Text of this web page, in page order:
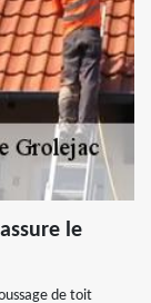
le
de toit